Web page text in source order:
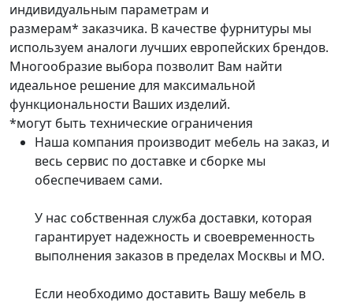
индивидуальным параметрам и
размерам* заказчика. В качестве фурнитуры мы
используем аналоги лучших европейских брендов.
Многообразие выбора позволит Вам найти
идеальное решение для максимальной
функциональности Ваших изделий.
*могут быть технические ограничения
Наша компания производит мебель на заказ, и
весь сервис по доставке и сборке мы
обеспечиваем сами.
У нас собственная служба доставки, которая
гарантирует надежность и своевременность
выполнения заказов в пределах Москвы и МО.
Если необходимо доставить Вашу мебель в